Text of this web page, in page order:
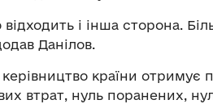
і інша сторона.
Данілов.
країни отримує
втрат, нуль поранених,